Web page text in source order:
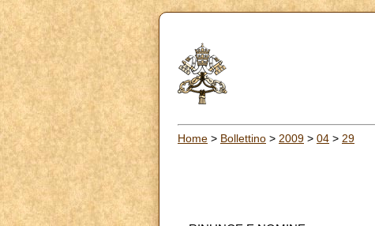
Home > Bollettino > 2009 > 04 > 29